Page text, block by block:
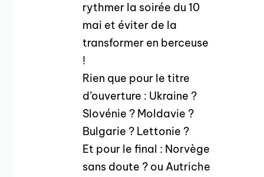
rythmer la soirée du 10
mai et éviter de la
transformer en berceuse
!
Rien que pour le titre
d’ouverture : Ukraine ?
Slovénie ? Moldavie ?
Bulgarie ? Lettonie ?
Et pour le final : Norvège
sans doute ? ou Autriche